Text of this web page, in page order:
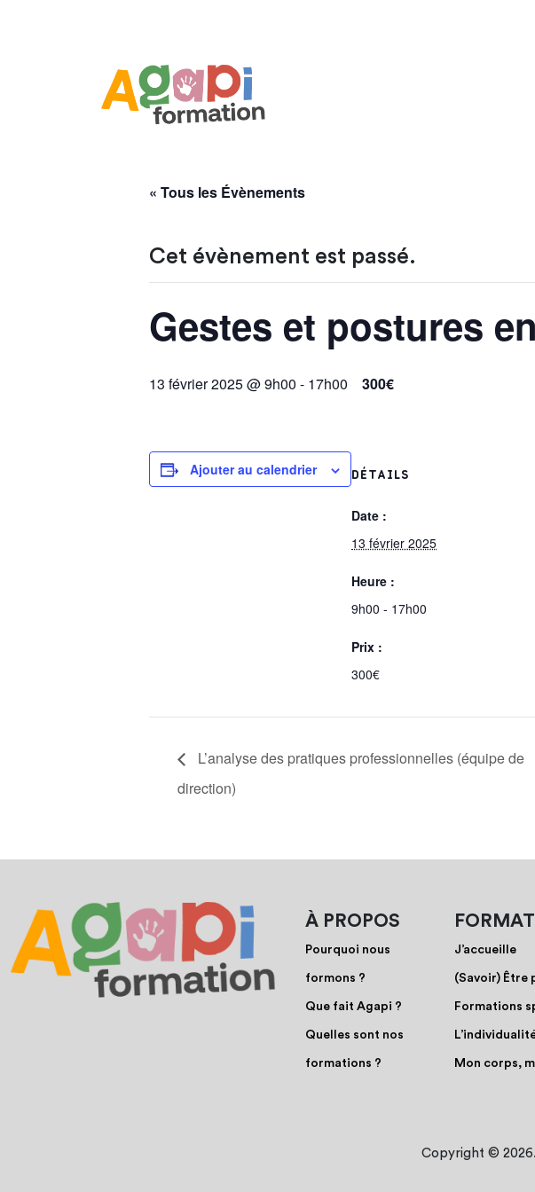
« Tous les Évènements
Cet évènement est passé.
Gestes et postures
13 février 2025 @ 9h00 - 17h00 300€
Ajouter au calendrier DÉTAILS
Date :
13 février 2025
Heure :
9h00 - 17h00
Prix :
300€
L’analyse des pratiques professionnelles (équipe de
direction)
À PROPOS
Pourquoi nous
formons ?
Que fait Agapi ?
Quelles sont nos
formations ?
J’accueille
(Savoir) Être
Formations
Mon corps,
Copyright ©